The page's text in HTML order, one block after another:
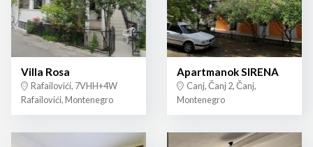
Villa Rosa
Rafailovići, 7VHH+4W
Rafailovići, Montenegro
Apartmanok SIRENA
Canj, Čanj 2, Čanj,
Montenegro